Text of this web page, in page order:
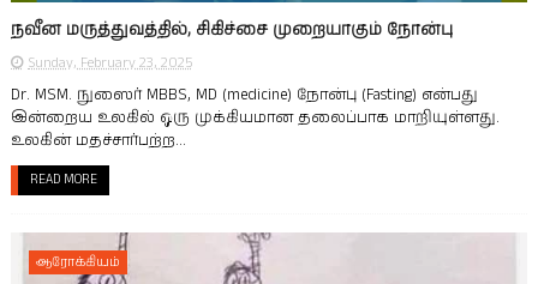
நவீன மருத்துவத்தில், சிகிச்சை முறையாகும் நோன்பு
Sunday, February 23, 2025
Dr. MSM. நுஸைர் MBBS, MD (medicine) நோன்பு (Fasting) என்­பது
இன்­றைய உலகில் ஒரு முக்­கி­ய­மான தலைப்­பாக மாறி­யுள்­ளது.
உலகின் மதச்­சார்­பற்ற...
READ MORE
ஆரோக்கியம்